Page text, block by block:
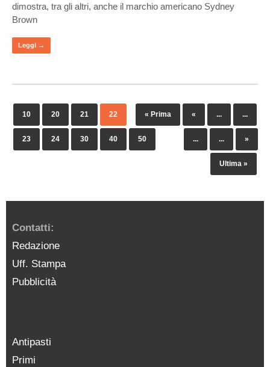
dimostra, tra gli altri, anche il marchio americano Sydney
Brown
Leggi →
« Prima « ...
10 ...
20 21 22
23 24 ...
30 40 50 ... »
Ultima »
Contatti:
Redazione
Uff. Stampa
Pubblicità
Antipasti
Primi